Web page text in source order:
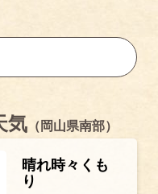
気 （岡山県南部）
晴れ時々くも
り